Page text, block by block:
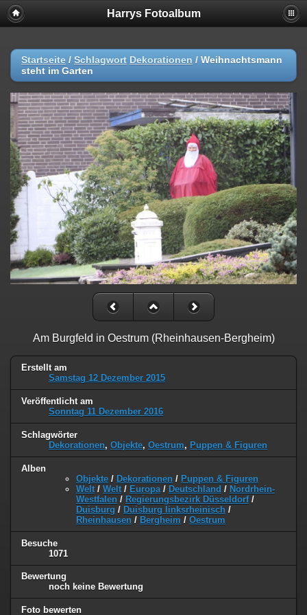
Harrys Fotoalbum
Startseite / Schlagwort Dekorationen / Weihnachtsmann
steht im Garten
Am Burgfeld in Oestrum (Rheinhausen-Bergheim)
Erstellt am
Samstag 12 Dezember 2015
Veröffentlicht am
Sonntag 11 Dezember 2016
Schlagwörter
Dekorationen, Objekte, Oestrum, Puppen & Figuren
Alben
Objekte / Dekorationen / Puppen & Figuren
Welt / Welt / Europa / Deutschland / Nordrhein-
Westfalen / Regierungsbezirk Düsseldorf/
Duisburg / Duisburg linksrheinisch /
Rheinhausen / Bergheim / Oestrum
Besuche
1071
Bewertung
noch keine Bewertung
Foto bewerten